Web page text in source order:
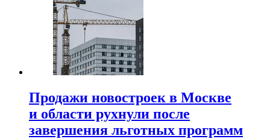
Продажи новостроек в Москве
и области рухнули после
завершения льготных программ